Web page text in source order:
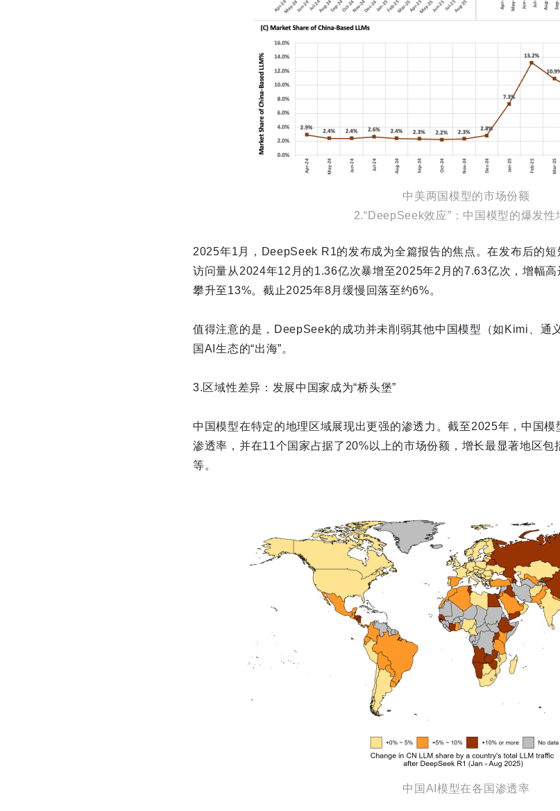
中美两国模型的市场份额
2.“DeepSeek效应”：中国模型的爆发性
2025年1月，DeepSeek R1的发布成为全篇报告的焦点。在发布后的
访问量从2024年12月的1.36亿次暴增至2025年2月的7.63亿次，增幅
攀升至13%。截止2025年8月缓慢回落至约6%。
值得注意的是，DeepSeek的成功并未削弱其他中国模型（如Kimi、通
国AI生态的“出海”。
3.区域性差异：发展中国家成为“桥头堡”
中国模型在特定的地理区域展现出更强的渗透力。截至2025年，中国
渗透率，并在11个国家占据了20%以上的市场份额，增长最显著地区包
等。
中国AI模型在各国渗透率